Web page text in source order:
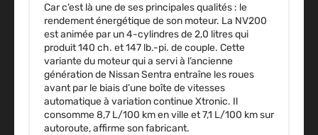
Car c’est là une de ses principales qualités : le
rendement énergétique de son moteur. La NV200
est animée par un 4-cylindres de 2,0 litres qui
produit 140 ch. et 147 lb.-pi. de couple. Cette
variante du moteur qui a servi à l’ancienne
génération de Nissan Sentra entraîne les roues
avant par le biais d’une boîte de vitesses
automatique à variation continue Xtronic. Il
consomme 8,7 L/100 km en ville et 7,1 L/100 km sur
autoroute, affirme son fabricant.